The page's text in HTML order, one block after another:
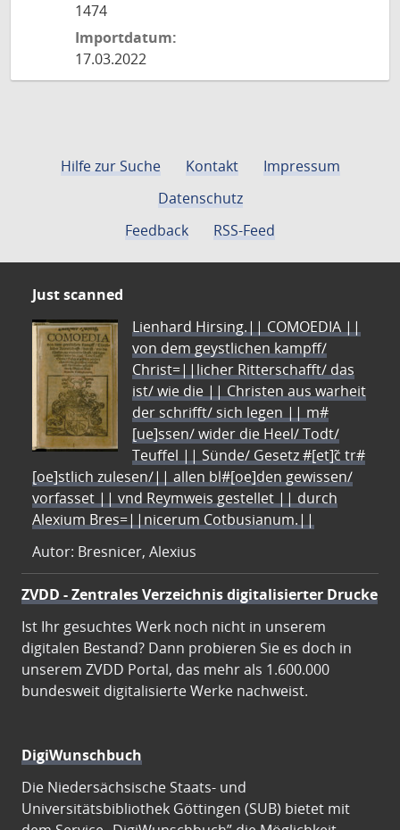
1474
Importdatum:
17.03.2022
Hilfe zur Suche Kontakt
Impressum
Datenschutz
Feedback
RSS-Feed
Just scanned
Lienhard Hirsing.|| COMOEDIA ||
von dem geystlichen kampff/
Christ=||licher Ritterschafft/ das
ist/ wie die || Christen aus warheit
der schrifft/ sich legen || m#
[ue]ssen/ wider die Heel/ Todt/
Teuffel || Sünde/ Gesetz #[et]c̃ tr#
[oe]stlich zulesen/|| allen bl#[oe]den gewissen/
vorfasset || vnd Reymweis gestellet || durch
Alexium Bres=||nicerum Cotbusianum.||
Autor: Bresnicer, Alexius
ZVDD - Zentrales Verzeichnis digitalisierter Drucke
Ist Ihr gesuchtes Werk noch nicht in unserem
digitalen Bestand? Dann probieren Sie es doch in
unserem ZVDD Portal, das mehr als 1.600.000
bundesweit digitalisierte Werke nachweist.
DigiWunschbuch
Die Niedersächsische Staats- und
Universitätsbibliothek Göttingen (SUB) bietet mit